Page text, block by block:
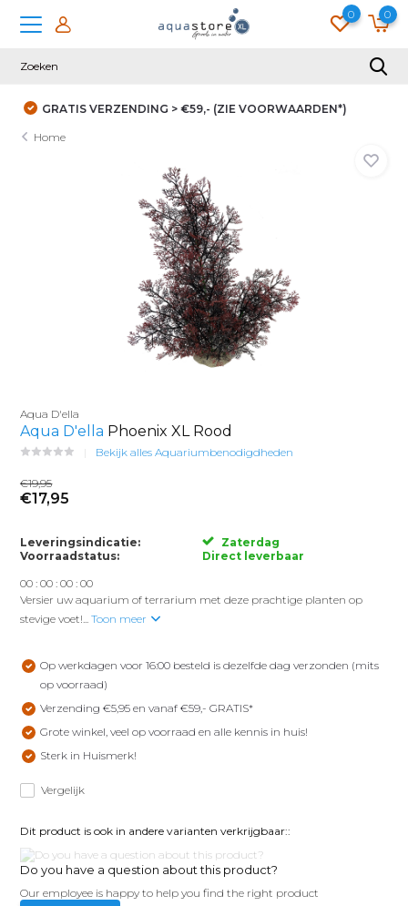
0 0
DUIZENDEN KLANTEN GINGEN JE VOOR
Home
Aqua D'ella
Aqua D'ella Phoenix XL Rood
Bekijk alles Aquariumbenodigdheden
€19,95
€17,95
Leveringsindicatie:
Zaterdag
Voorraadstatus:
Direct leverbaar
00 :00 :00 :00
Versier uw aquarium of terrarium met deze prachtige planten op
stevige voet!...Toon meer
Op werkdagen voor 16:00 besteld is dezelfde dag verzonden (mits
op voorraad)
Verzending €5,95 en vanaf €59,- GRATIS*
Grote winkel, veel op voorraad en alle kennis in huis!
Sterk in Huismerk!
Vergelijk
Dit product is ook in andere varianten verkrijgbaar::
Do you have a question about this product?
Our employee is happy to help you find the right product